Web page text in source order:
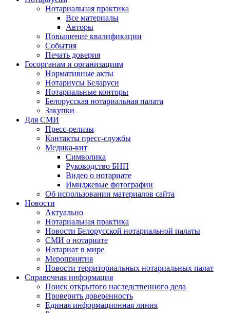
Нотариальная практика
Все материалы
Авторы
Повышение квалификации
События
Печать доверия
Госорганам и организациям
Нормативные акты
Нотариусы Беларуси
Нотариальные конторы
Белорусская нотариальная палата
Закупки
Для СМИ
Пресс-релизы
Контакты пресс-службы
Медика-кит
Символика
Руководство БНП
Видео о нотариате
Имиджевые фотографии
Об использовании материалов сайта
Новости
Актуально
Нотариальная практика
Новости Белорусской нотариальной палаты
СМИ о нотариате
Нотариат в мире
Мероприятия
Новости территориальных нотариальных палат
Справочная информация
Поиск открытого наследственного дела
Проверить доверенность
Единая информационная линия